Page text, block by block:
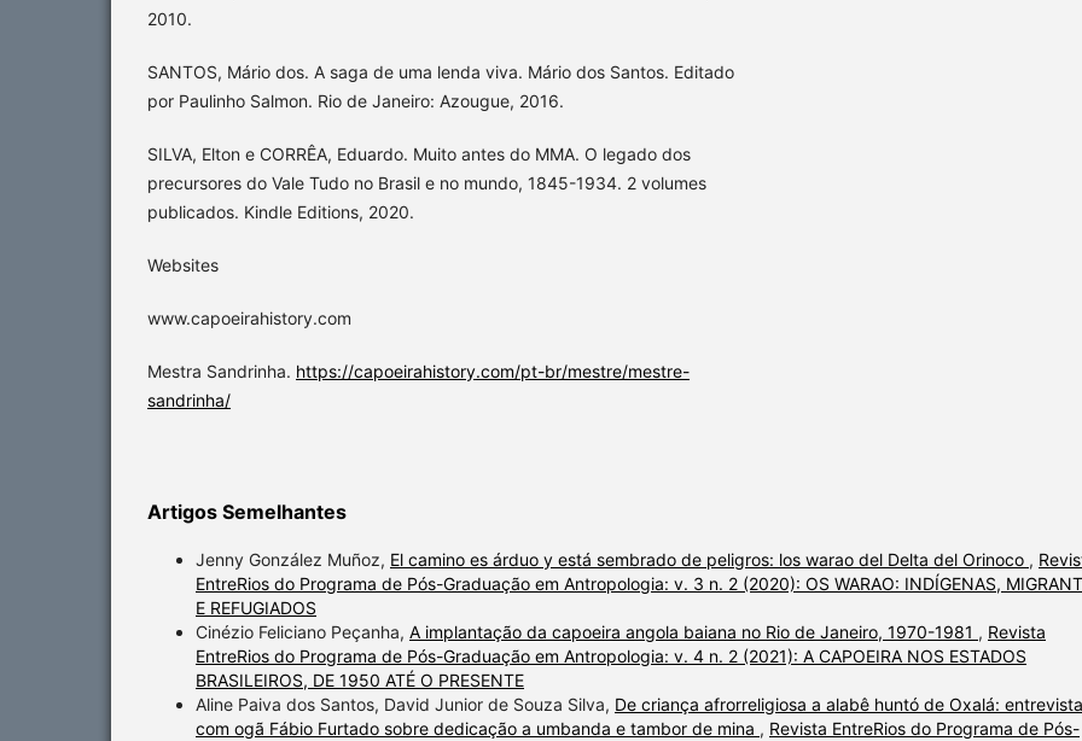
2010.
SANTOS, Mário dos. A saga de uma lenda viva. Mário dos Santos. Editado
por Paulinho Salmon. Rio de Janeiro: Azougue, 2016.
SILVA, Elton e CORRÊA, Eduardo. Muito antes do MMA. O legado dos
precursores do Vale Tudo no Brasil e no mundo, 1845-1934. 2 volumes
publicados. Kindle Editions, 2020.
Websites
www.capoeirahistory.com
Mestra Sandrinha. https://capoeirahistory.com/pt-br/mestre/mestre-
sandrinha/
Artigos Semelhantes
Jenny González Muñoz, El camino es árduo y está sembrado de peligros: los warao del Delta del Orinoco ,
EntreRios do Programa de Pós-Graduação em Antropologia: v. 3 n. 2 (2020): OS WARAO: INDÍGENAS,
E REFUGIADOS
Cinézio Feliciano Peçanha, A implantação da capoeira angola baiana no Rio de Janeiro, 1970-1981 , Revista
EntreRios do Programa de Pós-Graduação em Antropologia: v. 4 n. 2 (2021): A CAPOEIRA NOS ESTADOS
BRASILEIROS, DE 1950 ATÉ O PRESENTE
Aline Paiva dos Santos, David Junior de Souza Silva, De criança afrorreligiosa a alabê huntó de Oxalá: entrevista
com ogã Fábio Furtado sobre dedicação a umbanda e tambor de mina , Revista EntreRios do Programa de Pós-